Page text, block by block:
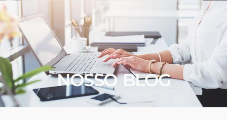
NOSSO BLOG